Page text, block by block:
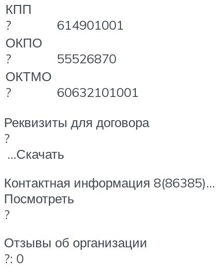
КПП
?
614901001
ОКПО
?
55526870
ОКТМО
?
60632101001
Реквизиты для договора
?
…Скачать
Контактная информация 8(86385)…
Посмотреть
?
Отзывы об организации
?: 0